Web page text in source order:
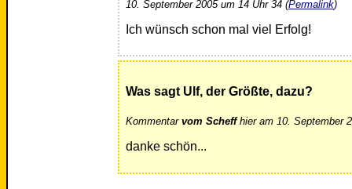
10. September 2005 um 14 Uhr 34 (Permalink)
Ich wünsch schon mal viel Erfolg!
Was sagt Ulf, der Größte, dazu?
Kommentar vom Scheffhier am 10. September
danke schön...